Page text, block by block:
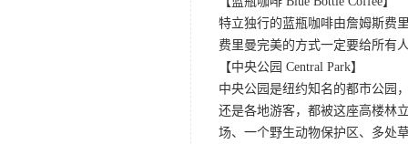
特立独行的蓝瓶咖啡由詹姆斯费
费里曼完美的方式一定要给所有
【中央公园 Central Park】
中央公园是纽约知名的都市公园
还是各地游客，都被这座高楼林
场、一个野生动物保护区、多处